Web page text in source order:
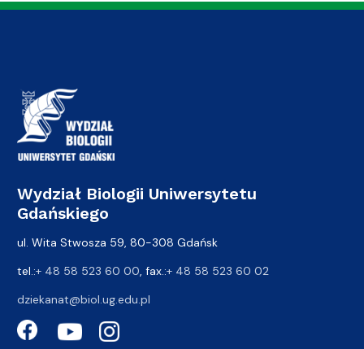
Wydział Biologii Uniwersytetu
Gdańskiego
ul. Wita Stwosza 59, 80-308 Gdańsk
tel.:+ 48 58 523 60 00, fax.:+ 48 58 523 60 02
dziekanat@biol.ug.edu.pl